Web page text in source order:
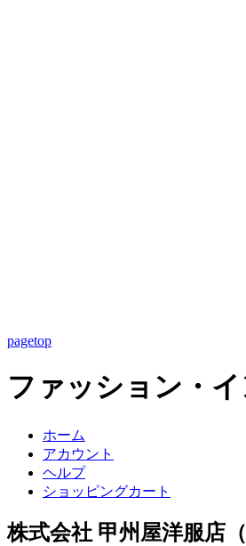
pagetop
ファッション・
ホーム
アカウント
ヘルプ
ショッピングカート
株式会社 甲州屋洋服店（